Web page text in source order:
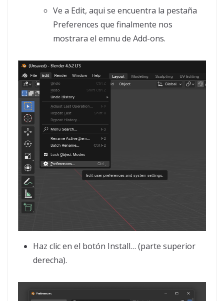
Ve a Edit, aqui se encuentra la pestaña
Preferences que finalmente nos
mostrara el emnu de Add-ons.
Haz clic en el botón Install… (parte superior
derecha).